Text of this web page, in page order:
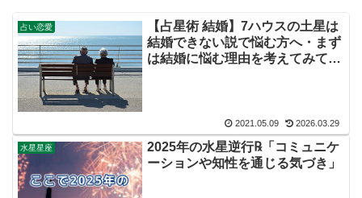
占い恋愛
【占星術 結婚】7ハウスの土星は
結婚できない説で悩む方へ・まず
は結婚に悩む理由を考えてみて：
2021.05.09 2026.03.29
水星星座
2025年の水星逆行℞「コミュニケ
ーションや知性を通じる気づき」